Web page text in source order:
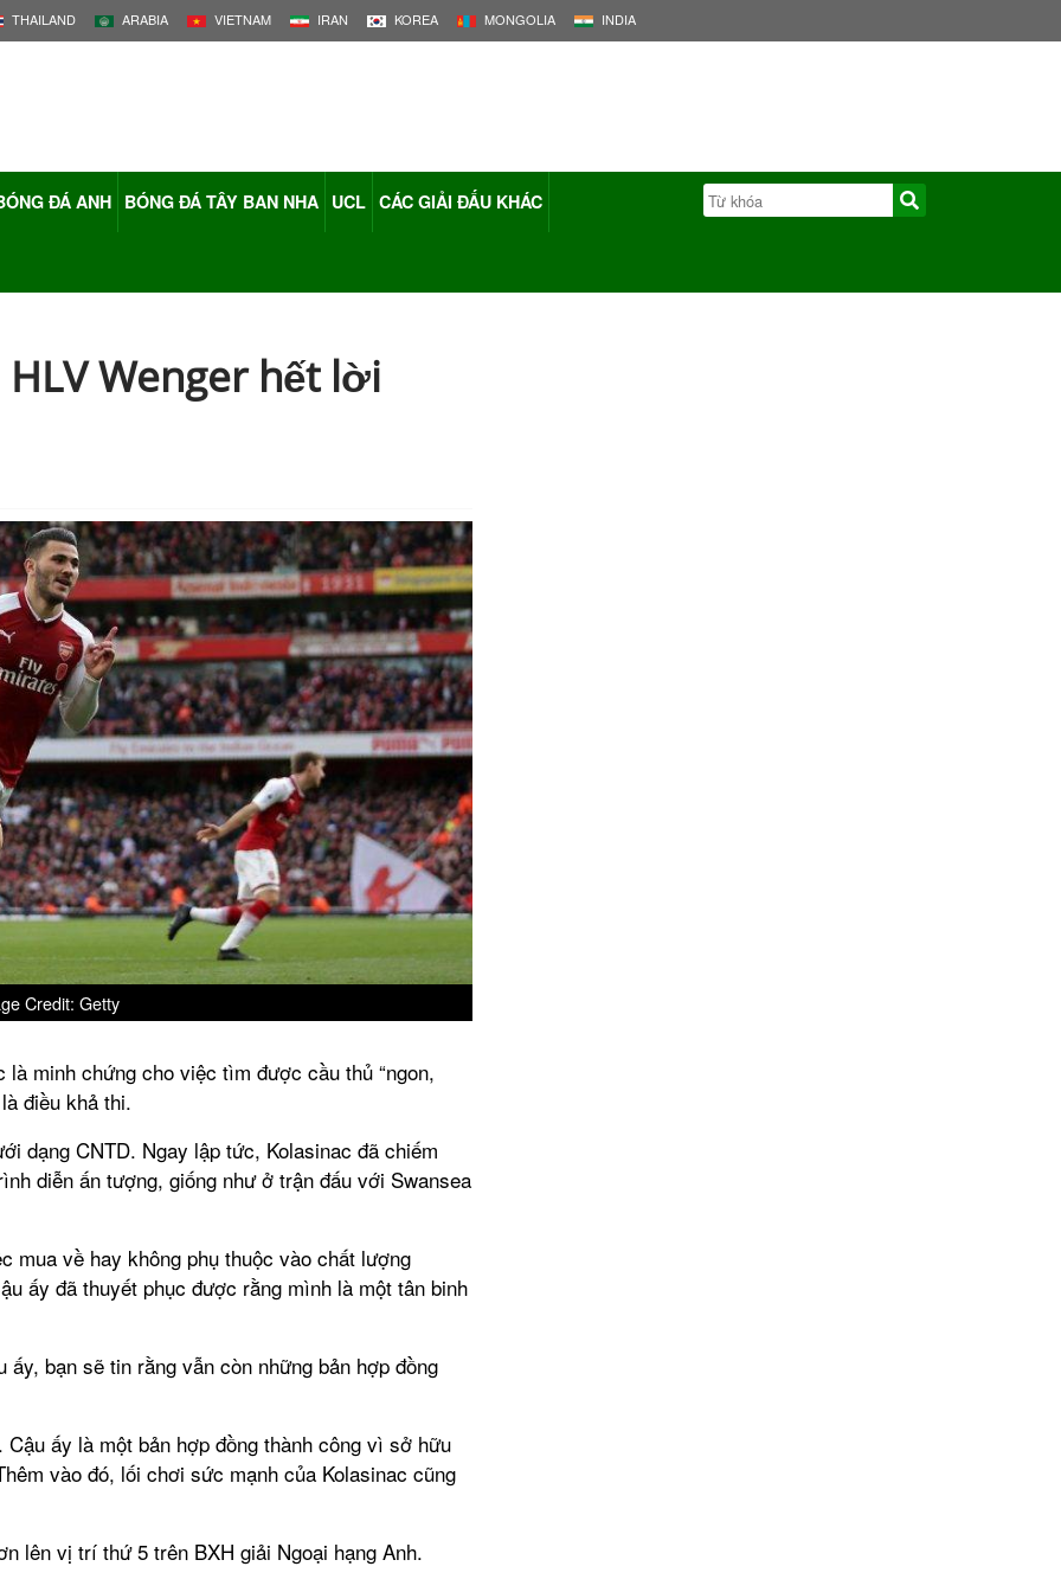
THAILAND ARABIA VIETNAM IRAN KOREA MONGOLIA INDIA
ĐÁ ANH BÓNG ĐÁ TÂY BAN NHA UCL CÁC GIẢI ĐẤU KHÁC
Wenger hết lời
Credit: Getty
là minh chứng cho việc tìm được cầu thủ “ngon,
điều khả thi.
dạng CNTD. Ngay lập tức, Kolasinac đã chiếm
diễn ấn tượng, giống như ở trận đấu với Swansea
mua về hay không phụ thuộc vào chất lượng
ấy đã thuyết phục được rằng mình là một tân binh
bạn sẽ tin rằng vẫn còn những bản hợp đồng
ấy là một bản hợp đồng thành công vì sở hữu
vào đó, lối chơi sức mạnh của Kolasinac cũng
lên vị trí thứ 5 trên BXH giải Ngoại hạng Anh.